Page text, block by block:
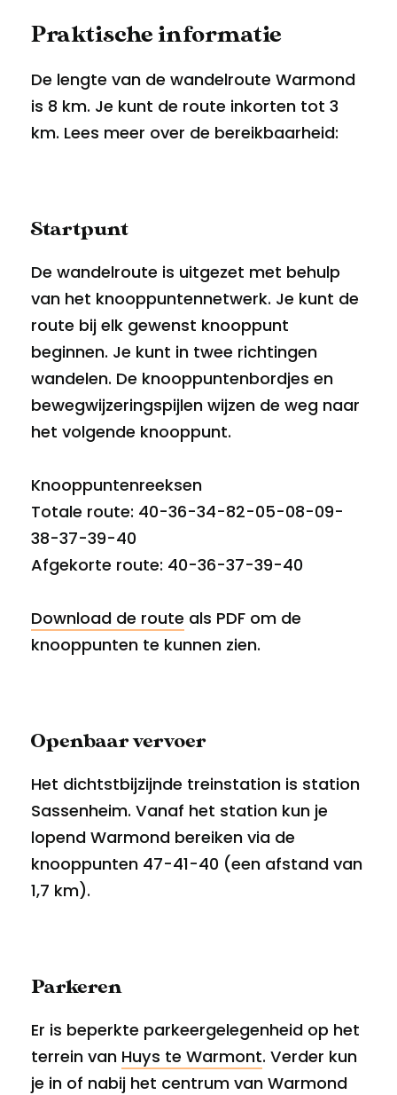
Praktische informatie
De lengte van de wandelroute Warmond
is 8 km. Je kunt de route inkorten tot 3
km. Lees meer over de bereikbaarheid:
Startpunt
De wandelroute is uitgezet met behulp
van het knooppuntennetwerk. Je kunt de
route bij elk gewenst knooppunt
beginnen. Je kunt in twee richtingen
wandelen. De knooppuntenbordjes en
bewegwijzeringspijlen wijzen de weg naar
het volgende knooppunt.
Knooppuntenreeksen
Totale route: 40-36-34-82-05-08-09-
38-37-39-40
Afgekorte route: 40-36-37-39-40
Download de route als PDF om de
knooppunten te kunnen zien.
Openbaar vervoer
Het dichtstbijzijnde treinstation is station
Sassenheim. Vanaf het station kun je
lopend Warmond bereiken via de
knooppunten 47-41-40 (een afstand van
1,7 km).
Parkeren
Er is beperkte parkeergelegenheid op het
terrein van Huys te Warmont. Verder kun
je in of nabij het centrum van Warmond